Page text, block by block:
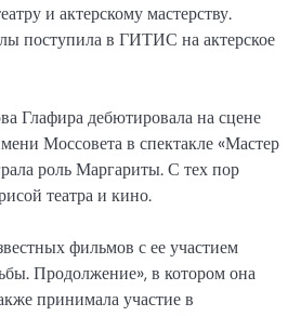
и актерскому мастерству.
поступила в ГИТИС на актерское
Глафира дебютировала на сцене
Моссовета в спектакле «Мастер
роль Маргариты. С тех пор
театра и кино.
фильмов с ее участием
Продолжение», в котором она
принимала участие в